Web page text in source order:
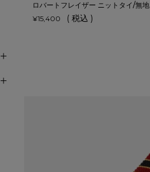
ロバートフレイザー ニットタイ/無地
¥15,400 税込